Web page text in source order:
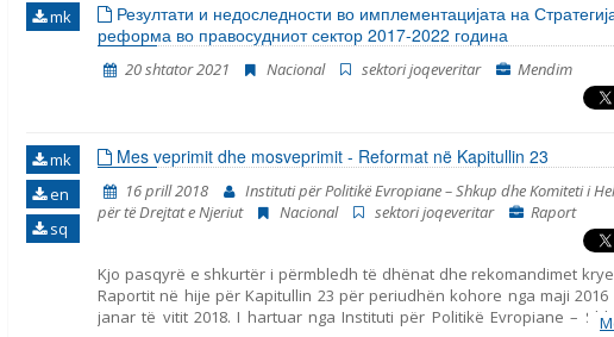
mk
Резултати и недоследности во имплементацијата на
реформа во правосудниот сектор 2017-2022 година
20 shtator 2021 Nacional sektori joqeveritar Mendim
mk
en
sq
Mes veprimit dhe mosveprimit - Reformat në Kapitullin 23
16 prill 2018
Instituti për Politikë Evropiane – Shkup dhe Komiteti i
për të Drejtat e Njeriut
Nacional sektori joqeveritar Raport
Kjo pasqyrë e shkurtër i përmbledh të dhënat dhe rekomandimet
Raportit në hije për Kapitullin 23 për periudhën kohore nga maji 2016
janar të vitit 2018. I hartuar nga Instituti për Politikë Evropiane –